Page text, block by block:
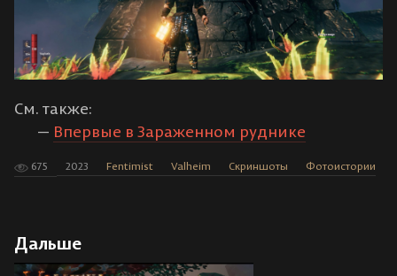
См. также:
Впервые в Зараженном руднике
675 2023 Fentimist Valheim Скриншоты Фотоистории
Дальше